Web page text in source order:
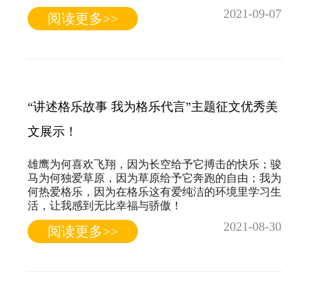
阅读更多>> 2021-09-07
“讲述格乐故事 我为格乐代言”主题征文优秀美
文展示！
雄鹰为何喜欢飞翔，因为长空给予它搏击的快乐；骏
马为何独爱草原，因为草原给予它奔跑的自由；我为
何热爱格乐，因为在格乐这有爱纯洁的环境里学习生
活，让我感到无比幸福与骄傲！
阅读更多>> 2021-08-30